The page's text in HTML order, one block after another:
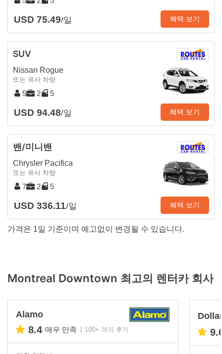
USD 75.49/일 혜택 보기
SUV
Nissan Rogue
또는 유사 차량
5 2 5
USD 94.48/일 혜택 보기
밴/미니밴
Chrysler Pacifica
또는 유사 차량
7 2 5
USD 336.11/일 혜택 보기
가격은 1일 기준이며 예고없이 변경될 수 있습니다.
Montreal Downtown 최고의 렌터카 회사
Alamo
8.4 매우 만족 100+ 개의 후기